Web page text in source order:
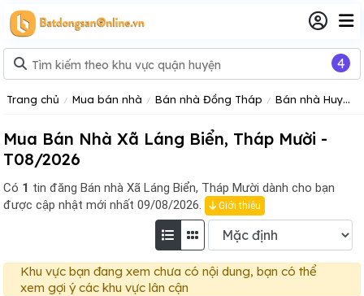
Trang chủ Mua bán nhà Bán nhà Đồng Tháp Bán nhà Huyện Tháp Mười, Tỉnh Đồng Tháp
Mua Bán Nhà Xã Láng Biển, Tháp Mười -
T08/2026
Có 1 tin đăng Bán nhà Xã Láng Biển, Tháp Mười dành cho bạn
được cập nhật mới nhất 09/08/2026.
Giới thiệu
Khu vực bạn đang xem chưa có nội dung, bạn có thể
xem gợi ý các khu vực lân cận
4